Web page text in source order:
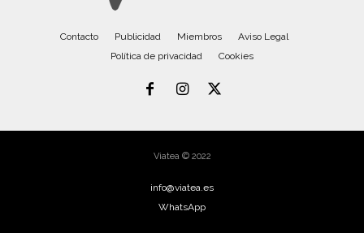
Contacto Publicidad Miembros
Aviso Legal
Política de privacidad
Cookies
Viatea © 2022
info@viatea.es
WhatsApp